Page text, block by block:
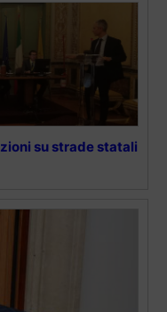
su strade statali